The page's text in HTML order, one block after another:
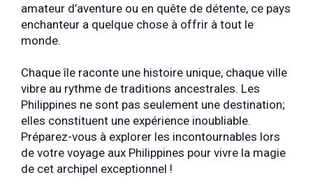
amateur d’aventure ou en quête de détente, ce pays
enchanteur a quelque chose à offrir à tout le
monde.
Chaque île raconte une histoire unique, chaque ville
vibre au rythme de traditions ancestrales. Les
Philippines ne sont pas seulement une destination;
elles constituent une expérience inoubliable.
Préparez-vous à explorer les incontournables lors
de votre voyage aux Philippines pour vivre la magie
de cet archipel exceptionnel !